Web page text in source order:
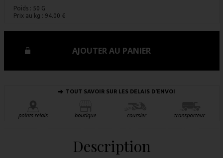
Poids : 50 G
Prix au kg : 94.00 €
AJOUTER AU PANIER
TOUT SAVOIR SUR LES DELAIS D'ENVOI
Description